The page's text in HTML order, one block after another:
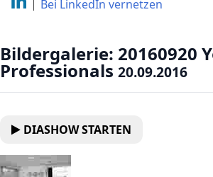
Bei LinkedIn vernetzen
Bildergalerie: 20160920
Professionals 20.09.2016
DIASHOW STARTEN